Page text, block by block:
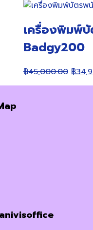
เครื่องพิมพ์
Badgy200
฿45,000.00
price
฿